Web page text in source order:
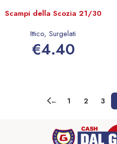
Scampi della Scozia 21/30
Ittico, Surgelati
€4.40
← 1 2 3